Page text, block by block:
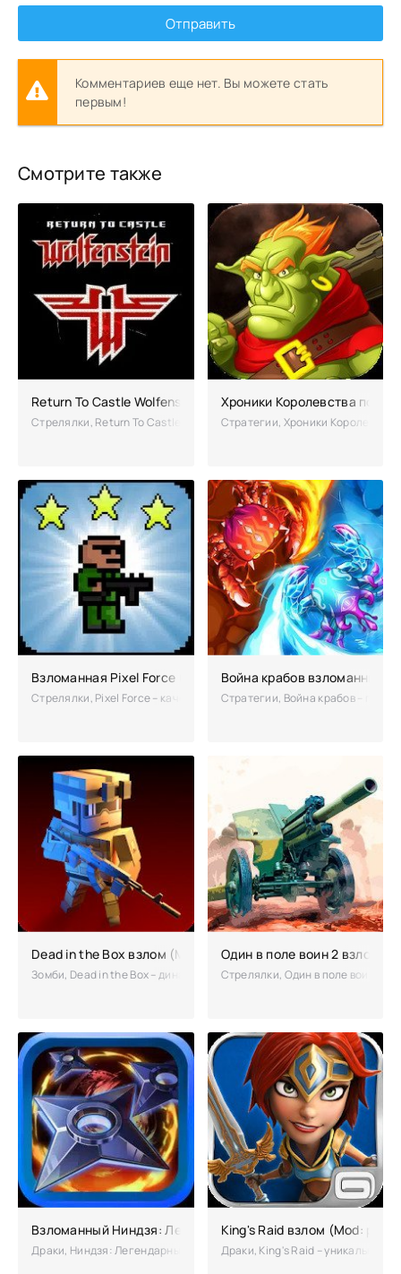
Отправить
Комментариев еще нет. Вы можете стать
первым!
Смотрите также
Return To Castle Wolfenstein взломанный
Стрелялки, Return To Castle Wolfenstein – версия, адаптированная
Хроники Королевства
Стратегии, Хроники
Взломанная Pixel Force (Мод много денег)
Стрелялки, Pixel Force – качественный экшен-платформер в
Война крабов взломанный
Стратегии, Война крабов –
Dead in the Box взлом (Mod: много денег)
Зомби, Dead in the Box – динамичная игра в кубическом
Один в поле воин 2 взлом
Стрелялки, Один в поле воин 2 –
Взломанный Ниндзя: Легендарные Воины
Драки, Ниндзя: Легендарные Воины – бойцовский карточный
King's Raid взлом (Mod:
Драки, King's Raid – уникальная